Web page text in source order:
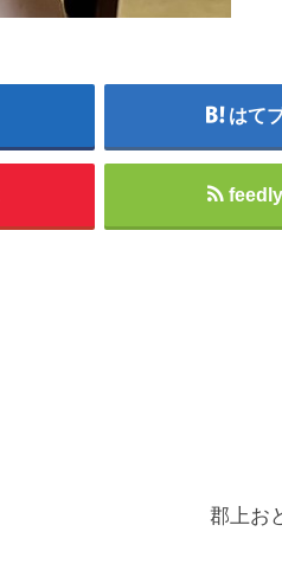
はて
feedly
郡上お